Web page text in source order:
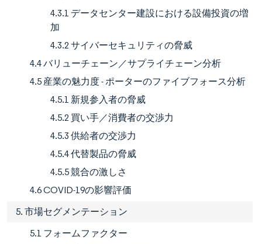
4.3.1 データセンター建設における設備投資の増
加
4.3.2 サイバーセキュリティの脅威
4.4 バリューチェーン／サプライチェーン分析
4.5 産業の魅力度 - ポーターのファイブフォース分析
4.5.1 新規参入者の脅威
4.5.2 買い手／消費者の交渉力
4.5.3 供給者の交渉力
4.5.4 代替製品の脅威
4.5.5 競合の激しさ
4.6 COVID-19の影響評価
5. 市場セグメンテーション
5.1 フォームファクター